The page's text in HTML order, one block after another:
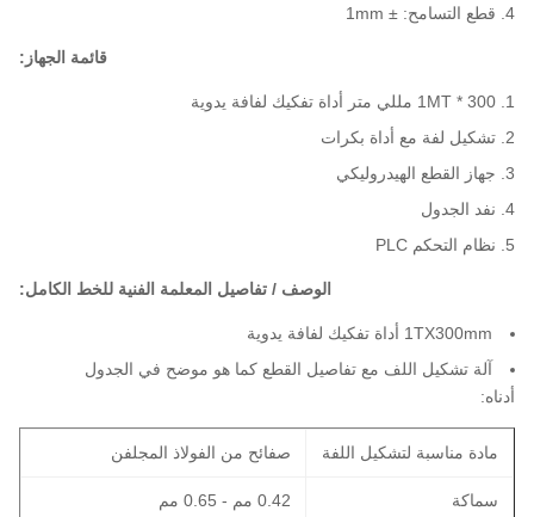
قطع التسامح: ± 1mm
قائمة الجهاز:
1MT * 300 مللي متر أداة تفكيك لفافة يدوية
تشكيل لفة مع أداة بكرات
جهاز القطع الهيدروليكي
نفد الجدول
نظام التحكم PLC
الوصف / تفاصيل المعلمة الفنية للخط الكامل:
1TX300mm أداة تفكيك لفافة يدوية
آلة تشكيل اللف مع تفاصيل القطع كما هو موضح في الجدول
أدناه:
مادة مناسبة لتشكيل اللفة صفائح من الفولاذ المجلفن
سماكة 0.42 مم - 0.65 مم